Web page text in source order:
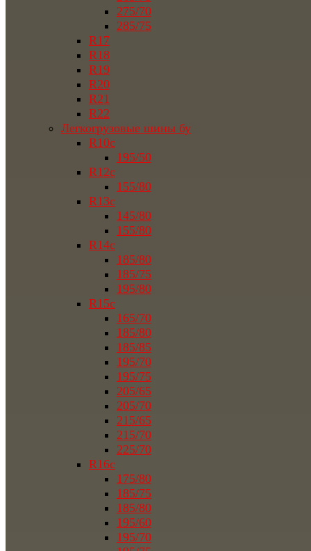
275/70
285/75
R17
R18
R19
R20
R21
R22
Легкогрузовые шины бу
R10c
195/50
R12c
155/80
R13c
145/80
155/80
R14c
185/80
185/75
195/80
R15c
165/70
185/80
185/85
195/70
195/75
205/65
205/70
215/65
215/70
225/70
R16c
175/80
185/75
185/80
195/60
195/70